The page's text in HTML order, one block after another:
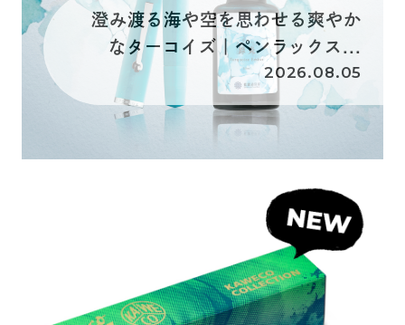
澄み渡る海や空を思わせる爽やか
なターコイズ｜ペンラックス...
2026.08.05